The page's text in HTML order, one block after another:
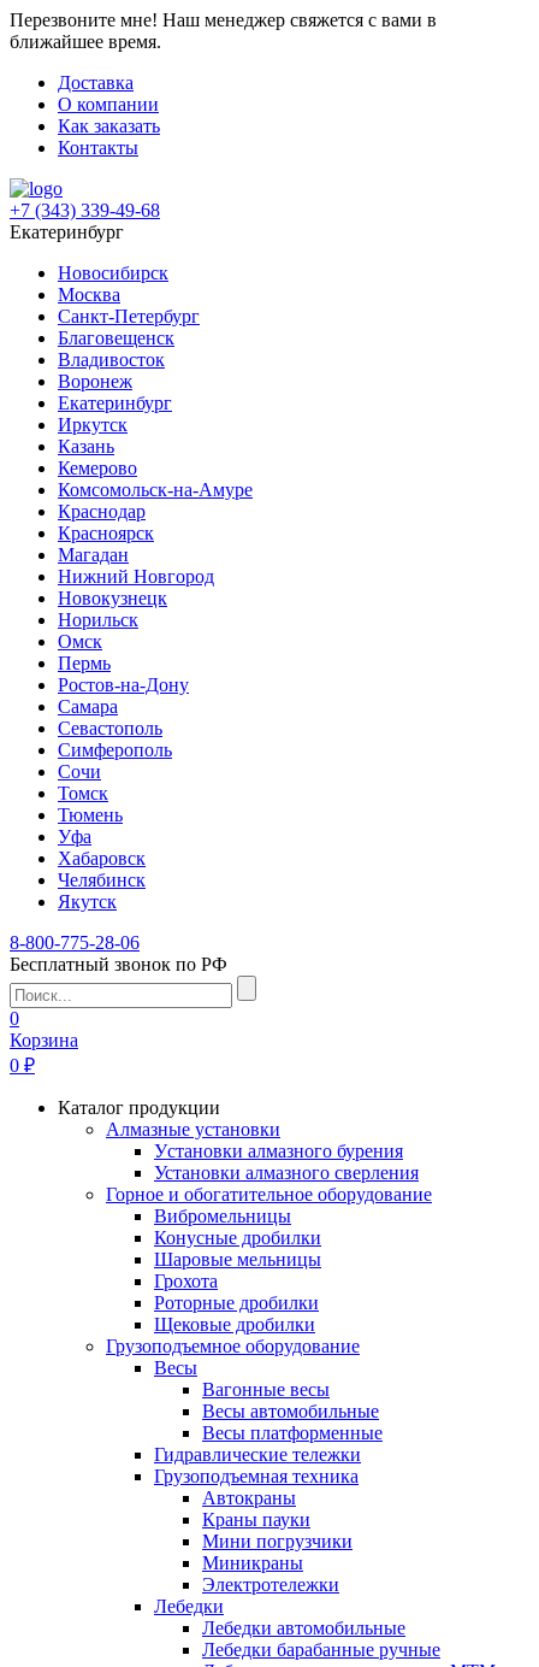
Перезвоните мне! Наш менеджер свяжется с вами в
ближайшее время.
Доставка
О компании
Как заказать
Контакты
+7 (343) 339-49-68
Екатеринбург
Новосибирск
Москва
Санкт-Петербург
Благовещенск
Владивосток
Воронеж
Екатеринбург
Иркутск
Казань
Кемерово
Комсомольск-на-Амуре
Краснодар
Красноярск
Магадан
Нижний Новгород
Новокузнецк
Норильск
Омск
Пермь
Ростов-на-Дону
Самара
Севастополь
Симферополь
Сочи
Томск
Тюмень
Уфа
Хабаровск
Челябинск
Якутск
8-800-775-28-06
Бесплатный звонок по РФ
0
Корзина
0 ₽
Каталог продукции
Алмазные установки
Уcтановки алмазного бурения
Установки алмазного сверления
Горное и обогатительное оборудование
Вибромельницы
Конусные дробилки
Шаровые мельницы
Грохота
Роторные дробилки
Щековые дробилки
Грузоподъемное оборудование
Весы
Вагонные весы
Весы автомобильные
Весы платформенные
Гидравлические тележки
Грузоподъемная техника
Автокраны
Краны пауки
Мини погрузчики
Миникраны
Электротележки
Лебедки
Лебедки автомобильные
Лебедки барабанные ручные